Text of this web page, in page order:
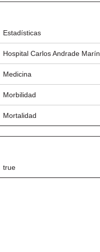
Estadísticas
Hospital Carlos Andrade Marín
Medicina
Morbilidad
Mortalidad
true